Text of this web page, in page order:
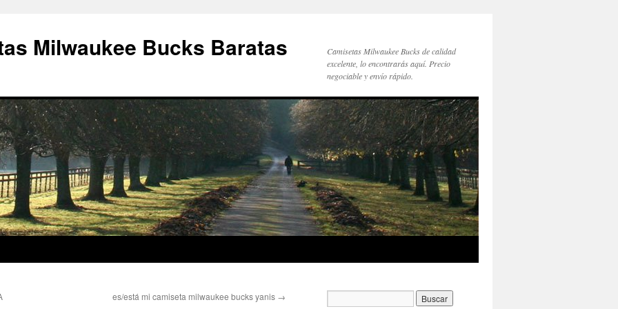
Milwaukee Bucks Baratas
Camisetas Milwaukee Bucks de calidad
excelente, lo encontrarás aquí. Precio
negociable y envío rápido.
es/está mi camiseta milwaukee bucks yanis →